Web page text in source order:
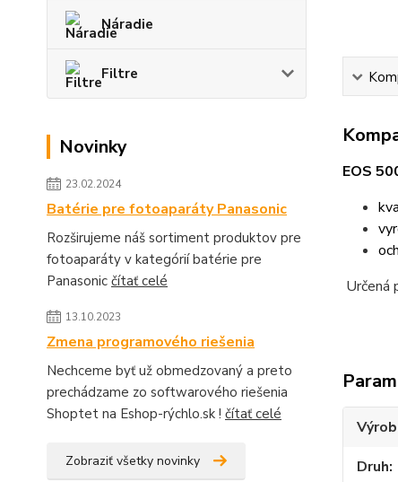
Náradie
Filtre
Novinky
23.02.2024
Batérie pre fotoaparáty Panasonic
Rozširujeme náš sortiment produktov pre
fotoaparáty v kategórií batérie pre
Panasonic čítať celé
13.10.2023
Zmena programového riešenia
Nechceme byť už obmedzovaný a preto
prechádzame zo softwarového riešenia
Shoptet na Eshop-rýchlo.sk ! čítať celé
Zobraziť všetky novinky
EOS
Určená
Druh